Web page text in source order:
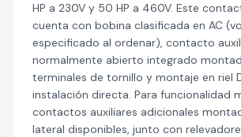
HP a 230V y 50 HP a 460V. Este
cuenta con bobina clasificada en AC
especificado al ordenar), contacto
normalmente abierto integrado
terminales de tornillo y montaje en riel
instalación directa. Para funcionalidad
contactos auxiliares adicionales
lateral disponibles, junto con